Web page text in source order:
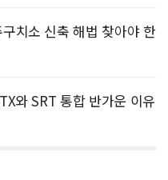
치소 신축 해법 찾아야 한
와 SRT 통합 반가운 이유